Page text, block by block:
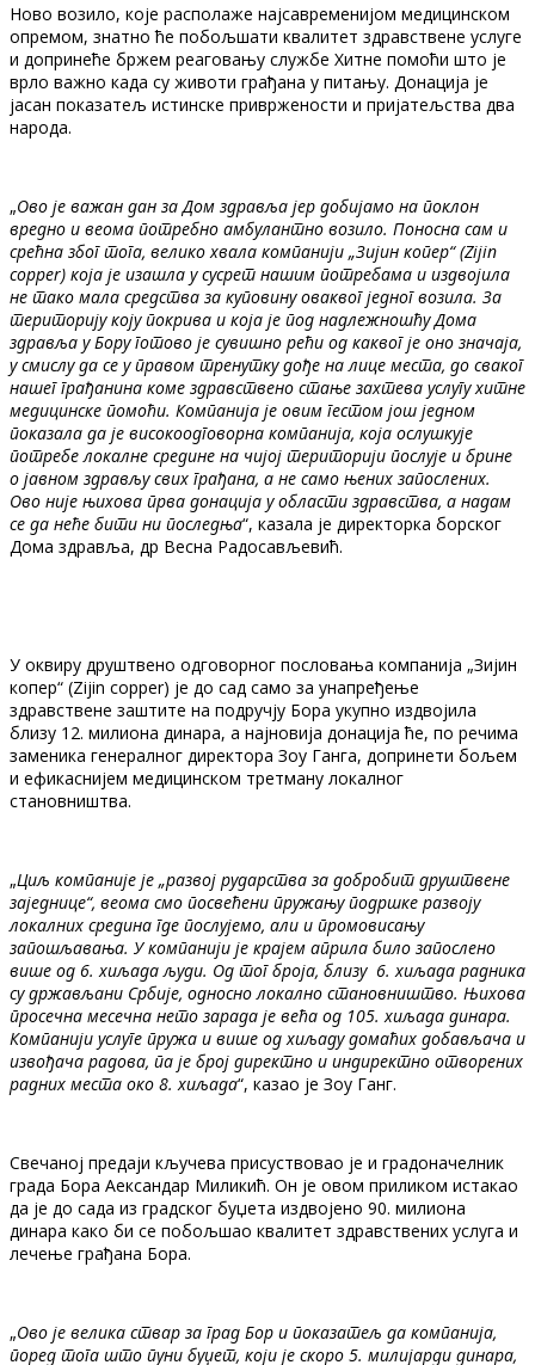
Ново возило, које располаже најсавременијом медицинском
опремом, знатно ће побољшати квалитет здравствене услуге
и допринеће бржем реаговању службе Хитне помоћи што је
врло важно када су животи грађана у питању. Донација је
јасан показатељ истинске привржености и пријатељства два
народа.
„Ово је важан дан за Дом здравља јер добијамо на поклон
вредно и веома потребно амбулантно возило. Поносна сам и
срећна због тога, велико хвала компанији „Зијин копер“ (Zijin
copper) која је изашла у сусрет нашим потребама и издвојила
не тако мала средства за куповину оваквог једног возила. За
територију коју покрива и која је под надлежношћу Дома
здравља у Бору готово је сувишно рећи од каквог је оно значаја,
у смислу да се у правом тренутку дође на лице места, до сваког
нашег грађанина коме здравствено стање захтева услугу хитне
медицинске помоћи. Компанија је овим гестом још једном
показала да је високоодговорна компанија, која ослушкује
потребе локалне средине на чијој територији послује и брине
о јавном здрављу свих грађана, а не само њених запослених.
Ово није њихова прва донација у области здравства, а надам
се да неће бити ни последња“, казала је директорка борског
Дома здравља, др Весна Радосављевић.
У оквиру друштвено одговорног пословања компанија „Зијин
копер“ (Zijin copper) је до сад само за унапређење
здравствене заштите на подручју Бора укупно издвојила
близу 12. милиона динара, а најновија донација ће, по речима
заменика генералног директора Зоу Ганга, допринети бољем
и ефикаснијем медицинском третману локалног
становништва.
„Циљ компаније је „развој рударства за добробит друштвене
заједнице“, веома смо посвећени пружању подршке развоју
локалних средина где послујемо, али и промовисању
запошљавања. У компанији је крајем априла било запослено
више од 6. хиљада људи. Од тог броја, близу 6. хиљада радника
су држављани Србије, односно локално становништво. Њихова
просечна месечна нето зарада је већа од 105. хиљада динара.
Компанији услуге пружа и више од хиљаду домаћих добављача и
извођача радова, па је број директно и индиректно отворених
радних места око 8. хиљада“, казао је Зоу Ганг.
Свечаној предаји кључева присуствовао је и градоначелник
града Бора Аександар Миликић. Он је овом приликом истакао
да је до сада из градског буџета издвојено 90. милиона
динара како би се побољшао квалитет здравствених услуга и
лечење грађана Бора.
„Ово је велика ствар за град Бор и показатељ да компанија,
поред тога што пуни буџет, који је скоро 5. милијарди динара,